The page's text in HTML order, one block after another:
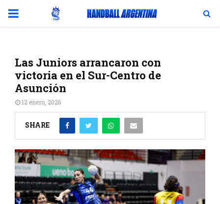
PRIMARY
Las Juniors arrancaron con
victoria en el Sur-Centro de
Asunción
12 enero, 2026
SHARE